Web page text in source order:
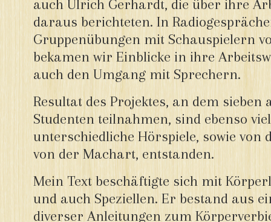
auch Ulrich Gerhardt, die über ihre
daraus berichteten. In
Gruppenübungen mit Schauspielern
bekamen wir Einblicke in ihre
auch den Umgang mit Sprechern.
Resultat des Projektes, an dem
Studenten teilnahmen, sind ebenso
unterschiedliche Hörspiele, sowie von
von der Machart, entstanden.
Mein Text beschäftigte sich mit
und auch Speziellen. Er bestand aus
diverser Anleitungen zum